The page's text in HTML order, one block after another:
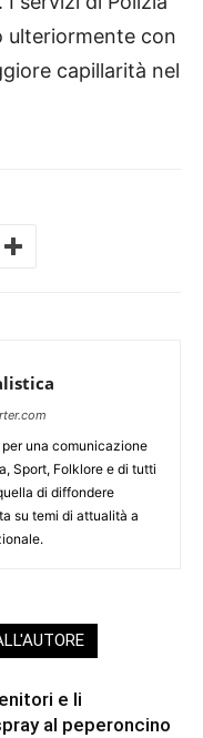
ulteriormente con
capillarità nel
una comunicazione
Sport, Folklore e di tutti
di diffondere
su temi di attualità a
e li
al peperoncino